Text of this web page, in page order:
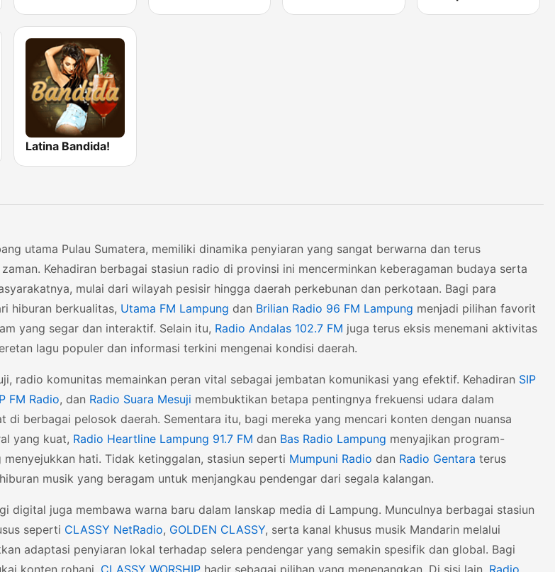
Latina Bandida!
utama Pulau Sumatera, memiliki dinamika penyiaran yang sangat berwarna dan terus
Kehadiran berbagai stasiun radio di provinsi ini mencerminkan keberagaman budaya serta
mulai dari wilayah pesisir hingga daerah perkebunan dan perkotaan. Bagi para
hiburan berkualitas, Utama FM Lampung dan Brilian Radio 96 FM Lampung menjadi pilihan favorit
yang segar dan interaktif. Selain itu, Radio Andalas 102.7 FM juga terus eksis menemani aktivitas
lagu populer dan informasi terkini mengenai kondisi daerah.
radio komunitas memainkan peran vital sebagai jembatan komunikasi yang efektif. Kehadiran SIP
FM Radio, dan Radio Suara Mesuji membuktikan betapa pentingnya frekuensi udara dalam
di berbagai pelosok daerah. Sementara itu, bagi mereka yang mencari konten dengan nuansa
yang kuat, Radio Heartline Lampung 91.7 FM dan Bas Radio Lampung menyajikan program-
hati. Tidak ketinggalan, stasiun seperti Mumpuni Radio dan Radio Gentara terus
musik yang beragam untuk menjangkau pendengar dari segala kalangan.
digital juga membawa warna baru dalam lanskap media di Lampung. Munculnya berbagai stasiun
seperti CLASSY NetRadio, GOLDEN CLASSY, serta kanal khusus musik Mandarin melalui
adaptasi penyiaran lokal terhadap selera pendengar yang semakin spesifik dan global. Bagi